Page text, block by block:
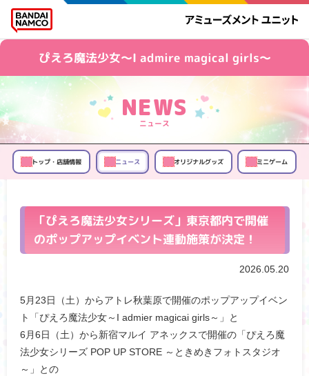
ぴえろ魔法少女～I admire magical girls～
ニュース
トップ・店舗情報 ニュース オリジナルグッズ ミニゲーム
「ぴえろ魔法少女シリーズ」東京都内で開催
のポップアップイベント連動施策が決定！
2026.05.20
5月23日（土）からアトレ秋葉原で開催のポップアップイベン
ト「ぴえろ魔法少女～I admier magicai girls～」と
6月6日（土）から新宿マルイ アネックスで開催の「ぴえろ魔
法少女シリーズ POP UP STORE ～ときめきフォトスタジオ
～」との